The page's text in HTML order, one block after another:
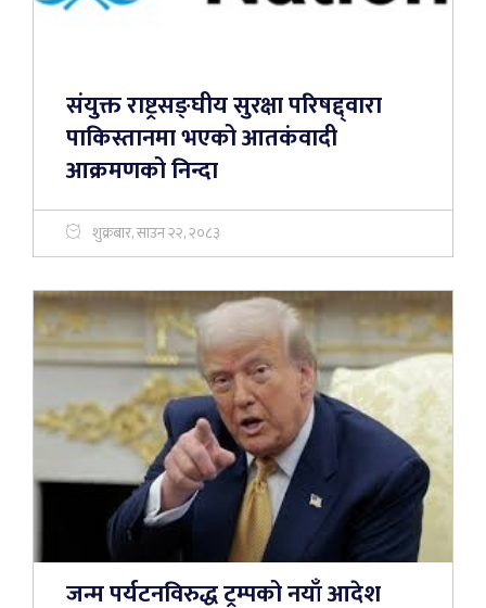
संयुक्त राष्ट्रसङ्घीय सुरक्षा परिषद्द्वारा
पाकिस्तानमा भएको आतकंवादी
आक्रमणको निन्दा
शुक्रबार, साउन २२, २०८३
जन्म पर्यटनविरुद्ध ट्रम्पको नयाँ आदेश